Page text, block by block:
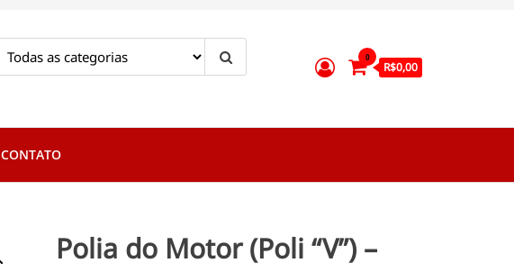
0
R$0,00
CONTATO
Polia do Motor (Poli “V”) –